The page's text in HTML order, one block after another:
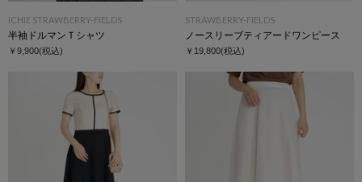
ICHIE STRAWBERRY-FIELDS
半袖ドルマンＴシャツ
￥9,900(税込)
STRAWBERRY-FIELDS
ノースリーブティアードワンピース
￥19,800(税込)